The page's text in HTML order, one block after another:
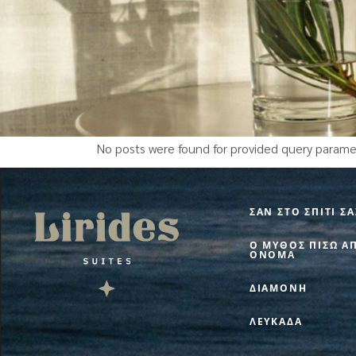
No posts were found for provided query
ΣΑΝ ΣΤΟ ΣΠΙΤΙ
Ο ΜΥΘΟΣ ΠΙΣΩ
ΟΝΟΜΑ
ΔΙΑΜΟΝΗ
ΛΕΥΚΑΔΑ